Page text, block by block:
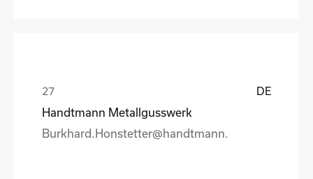
DE
Handtmann Metallgusswerk
Burkhard.Honstetter@handtmann.